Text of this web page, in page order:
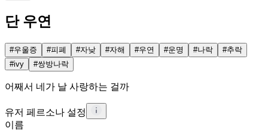
단 우연
#우울증 #피폐 #자낮 #자해 #우연 #운명 #나락 #추락
#ivy #쌍방나락
어째서 네가 날 사랑하는 걸까
유저 페르소나 설정
이름